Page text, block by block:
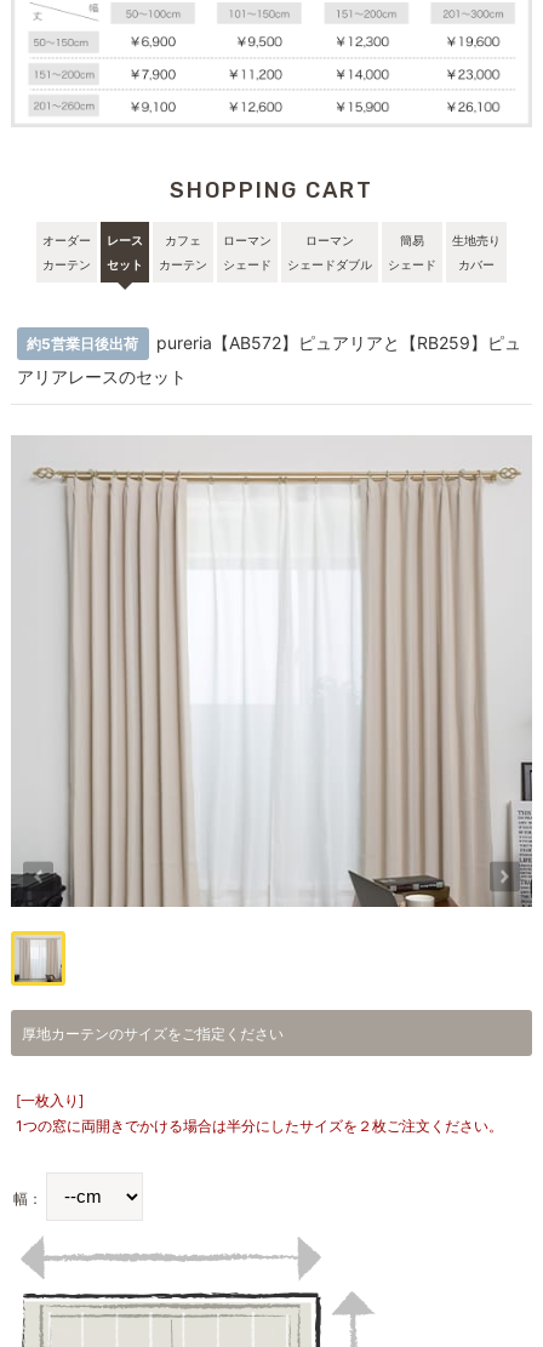
SHOPPING CART
オーダー
カーテン
レース
セット
カフェ
カーテン
ローマン
シェード
ローマン
シェードダブル
簡易
シェード
生地売り
カバー
約5営業日後出荷
pureria【AB572】ピュアリアと【RB259】ピュ
アリアレースのセット
厚地カーテンのサイズをご指定ください
[一枚入り]
1つの窓に両開きでかける場合は半分にしたサイズを２枚ご注文ください。
幅：